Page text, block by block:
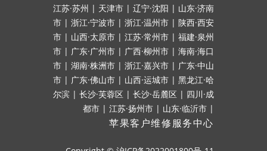
江苏·苏州 | 天津市 | 辽宁·沈阳 | 山东·济南
市 | 浙江·宁波市 | 浙江·温州市 | 陕西·西安
市 | 山西·太原市 | 江苏·常州市 | 福建·泉州
市 | 广东·广州市 | 广西·柳州市 | 海南·海口
市 | 湖南·株洲市 | 浙江·嘉兴市 | 广东·中山
市 | 广东·佛山市 | 山西·运城市 | 黑龙江·哈
尔滨 | 长沙·芙蓉区 | 长沙·岳麓区 | 四川·成
都市 | 江苏·扬州市 | 山东·临沂市 |
苹果客户维修服务中心